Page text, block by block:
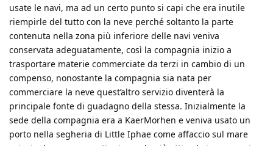
usate le navi, ma ad un certo punto si capi che era inutile
riempirle del tutto con la neve perché soltanto la parte
contenuta nella zona più inferiore delle navi veniva
conservata adeguatamente, così la compagnia inizio a
trasportare materie commerciate da terzi in cambio di un
compenso, nonostante la compagnia sia nata per
commerciare la neve quest’altro servizio diventerà la
principale fonte di guadagno della stessa. Inizialmente la
sede della compagnia era a KaerMorhen e veniva usato un
porto nella segheria di Little Iphae come affaccio sul mare